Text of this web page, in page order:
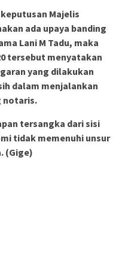
Majelis
ada upaya banding
Lani M Tadu, maka
tersebut menyatakan
yang dilakukan
dalam menjalankan
notaris.
tersangka dari sisi
tidak memenuhi unsur
(Gige)